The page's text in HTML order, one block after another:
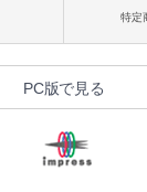
特定
PC版で見る